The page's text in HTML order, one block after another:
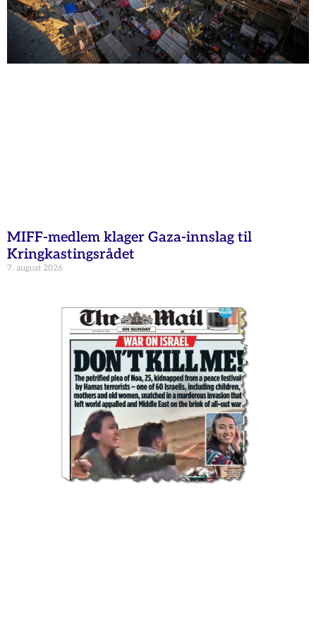
MIFF-medlem klager Gaza-innslag til
Kringkastingsrådet
7. august 2026